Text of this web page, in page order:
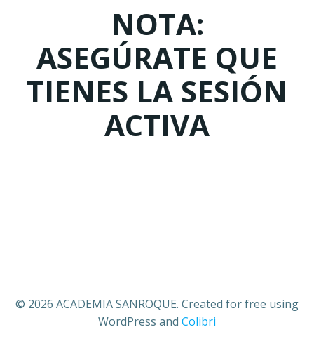
NOTA:
ASEGÚRATE QUE
TIENES LA SESIÓN
ACTIVA
© 2026 ACADEMIA SANROQUE. Created for free using
WordPress and Colibri